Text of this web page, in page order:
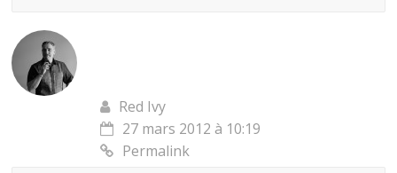
Red Ivy
27 mars 2012 à 10:19
Permalink